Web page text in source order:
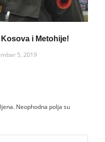
i Metohije!
5, 2019
Neophodna polja su